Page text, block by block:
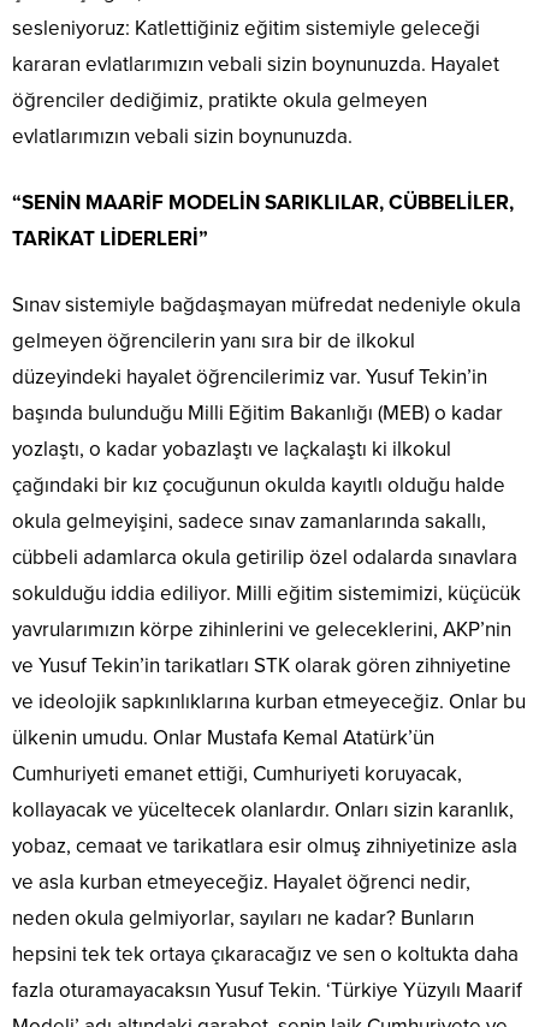
sesleniyoruz: Katlettiğiniz eğitim sistemiyle geleceği
kararan evlatlarımızın vebali sizin boynunuzda. Hayalet
öğrenciler dediğimiz, pratikte okula gelmeyen
evlatlarımızın vebali sizin boynunuzda.
“SENİN MAARİF MODELİN SARIKLILAR, CÜBBELİLER,
TARİKAT LİDERLERİ”
Sınav sistemiyle bağdaşmayan müfredat nedeniyle okula
gelmeyen öğrencilerin yanı sıra bir de ilkokul
düzeyindeki hayalet öğrencilerimiz var. Yusuf Tekin’in
başında bulunduğu Milli Eğitim Bakanlığı (MEB) o kadar
yozlaştı, o kadar yobazlaştı ve laçkalaştı ki ilkokul
çağındaki bir kız çocuğunun okulda kayıtlı olduğu halde
okula gelmeyişini, sadece sınav zamanlarında sakallı,
cübbeli adamlarca okula getirilip özel odalarda sınavlara
sokulduğu iddia ediliyor. Milli eğitim sistemimizi, küçücük
yavrularımızın körpe zihinlerini ve geleceklerini, AKP’nin
ve Yusuf Tekin’in tarikatları STK olarak gören zihniyetine
ve ideolojik sapkınlıklarına kurban etmeyeceğiz. Onlar bu
ülkenin umudu. Onlar Mustafa Kemal Atatürk’ün
Cumhuriyeti emanet ettiği, Cumhuriyeti koruyacak,
kollayacak ve yüceltecek olanlardır. Onları sizin karanlık,
yobaz, cemaat ve tarikatlara esir olmuş zihniyetinize asla
ve asla kurban etmeyeceğiz. Hayalet öğrenci nedir,
neden okula gelmiyorlar, sayıları ne kadar? Bunların
hepsini tek tek ortaya çıkaracağız ve sen o koltukta daha
fazla oturamayacaksın Yusuf Tekin. ‘Türkiye Yüzyılı Maarif